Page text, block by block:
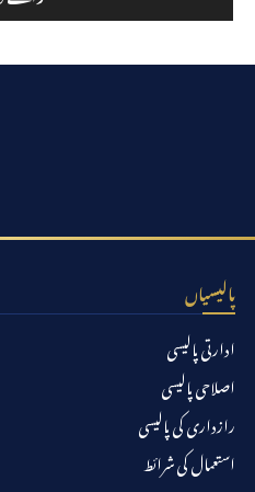
پالیسیاں
ادارتی پالیسی
اصلاحی پالیسی
رازداری کی پالیسی
استعمال کی شرائط